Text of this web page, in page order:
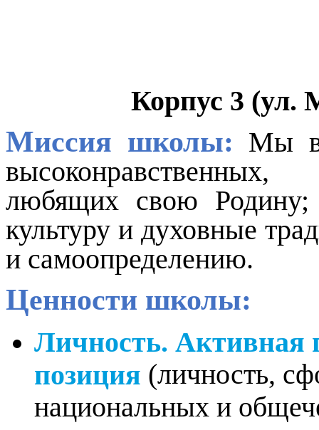
Корпус 3 (ул.
Миссия школы: Мы
любящих свою
культуру и духовные
и самоопределению.
Ценности школы:
Личность. Активная
позиция (личность,
национальных и